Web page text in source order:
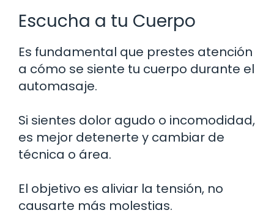
Escucha a tu Cuerpo
Es fundamental que prestes atención
a cómo se siente tu cuerpo durante el
automasaje.
Si sientes dolor agudo o incomodidad,
es mejor detenerte y cambiar de
técnica o área.
El objetivo es aliviar la tensión, no
causarte más molestias.